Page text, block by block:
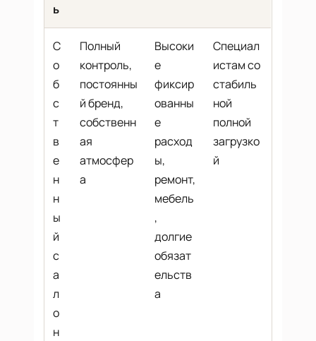
ь
С
о
б
с
т
в
е
н
н
ы
й
с
а
л
о
н
Полный
контроль,
постоянны
й бренд,
собственн
ая
атмосфер
а
Высоки
е
фиксир
ованны
е
расход
ы,
ремонт,
мебель
,
долгие
обязат
ельств
а
Специал
истам со
стабиль
ной
полной
загрузко
й